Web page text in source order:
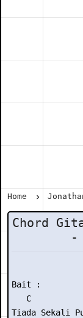
Home
Chord
-
Bait :
   C
Tiada Sekali